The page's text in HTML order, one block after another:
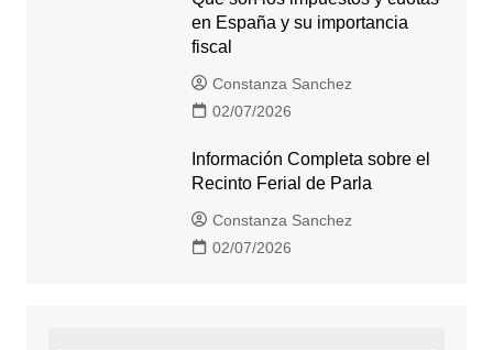
en España y su importancia
fiscal
Constanza Sanchez
02/07/2026
Información Completa sobre el
Recinto Ferial de Parla
Constanza Sanchez
02/07/2026